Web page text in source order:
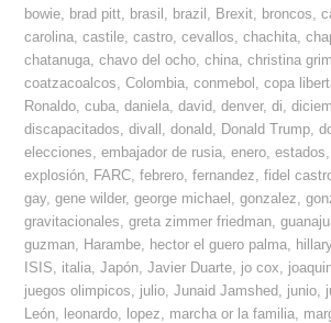
bowie
brad pitt brasil brazil Brexit broncos ,
carolina ,castile ,castro ,cevallos ,chachita ,
chatanuga ,chavo del ocho ,china ,christina
coatzacoalcos ,Colombia ,conmebol ,copa
Ronaldo ,cuba ,daniela ,david ,denver,di ,
discapacitados ,divall ,donald Donald Trump ,
elecciones ,embajador de rusia ,enero ,estados
explosión
FARC ,febrero ,fernandez ,fidel
gay,gene wilder,george michael ,gonzalez ,
gravitacionales ,greta zimmer friedman ,
guzman
Harambe hector el guero palma
ISIS
italia ,Japón ,Javier Duarte jo cox
juegos olimpicos
julio ,Junaid Jamshed junio
León
leonardo lopez marcha or la familia